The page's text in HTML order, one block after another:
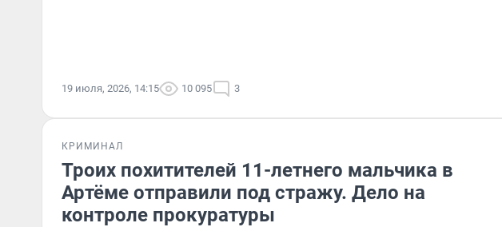
19 июля, 2026, 14:15 10 095 3
КРИМИНАЛ
Троих похитителей 11-летнего мальчика в
Артёме отправили под стражу. Дело на
контроле прокуратуры